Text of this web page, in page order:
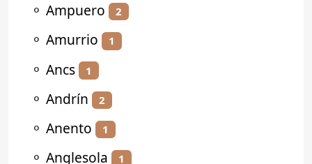
⚬ Ampuero 2
⚬ Amurrio 1
⚬ Ancs 1
⚬ Andrín 2
⚬ Anento 1
⚬ Anglesola 1